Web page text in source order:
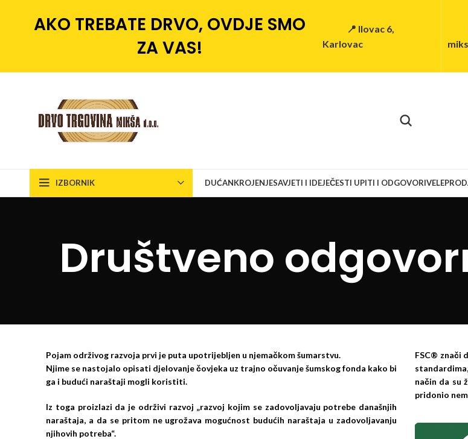
AKO TREBATE DRVO, OVDJE SMO
ZA VAS!
📍 Ilovac 6,
Karlovac
IZBORNIK DUĆANKROJENJESAVJETI I IDEJEČESTI UPITI I ODGOVORI
Društveno
Pojam održivog razvoja prvi je puta upotrijebljen u njemačkom šumarstvu.
Njime se nastojalo opisati djelovanje čovjeka uz trajno očuvanje šumskog fonda kako bi
ga i budući naraštaji mogli koristiti.
Iz toga proizlazi da je održivi razvoj „razvoj kojim se zadovoljavaju potrebe današnjih
naraštaja, a da se pritom ne ugrožava mogućnost budućih naraštaja u zadovoljavanju
njihovih potreba“.
FSC® znači
način da su
pridonio